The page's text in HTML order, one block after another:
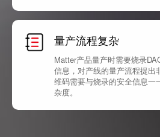
量产流程复杂
Matter产品量产时需要烧录
信息，对产线的量产流程提出
维码需要与烧录的安全信息一
杂度。